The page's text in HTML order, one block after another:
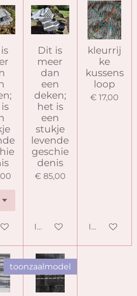
Dit is
meer
dan
een
deken;
het is
een
stukje
levende
geschie
denis
€ 85,00
In winkelwagen
kleurrij
ke
kussens
loop
€ 17,00
In
toonzaalmodel